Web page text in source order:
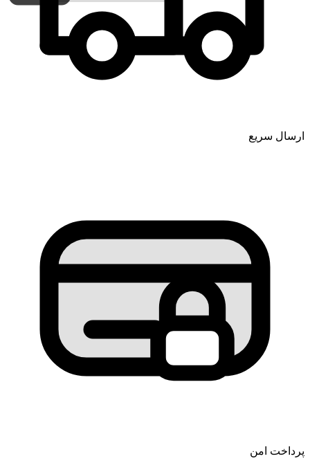
ارسال سریع
پرداخت امن